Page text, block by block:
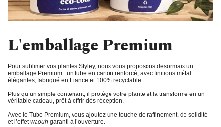
L'emballage Premium
Pour sublimer vos plantes Styley, nous vous proposons désormais un
emballage Premium : un tube en carton renforcé, avec finitions métal
élégantes, fabriqué en France et 100% recyclable.
Plus qu’un simple contenant, il protège votre plante et la transforme en un
véritable cadeau, prêt à offrir dès réception.
Avec le Tube Premium, vous ajoutez une touche de raffinement, de solidité
et l’effetwaouh garanti à l’ouverture.